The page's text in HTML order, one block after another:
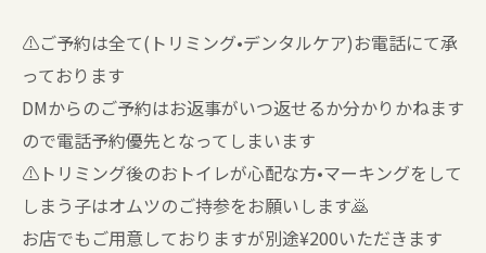
⚠️ご予約は全て(トリミング•デンタルケア)お電話にて承
っております
DMからのご予約はお返事がいつ返せるか分かりかねます
ので電話予約優先となってしまいます
⚠️トリミング後のおトイレが心配な方•マーキングをして
しまう子はオムツのご持参をお願いします🙇
お店でもご用意しておりますが別途¥200いただきます